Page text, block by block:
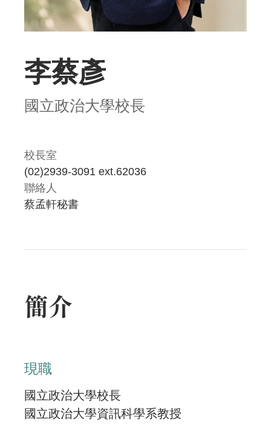
李蔡彥
國立政治大學校長
校長室
(02)2939-3091 ext.62036
聯絡人
蔡孟軒秘書
簡介
現職
國立政治大學校長
國立政治大學資訊科學系教授